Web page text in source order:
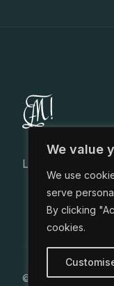
We value
We use
serve
By clicking
cookies.
© 2026